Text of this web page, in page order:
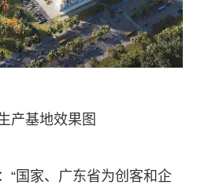
产基地效果图
“国家、广东省为创客和企